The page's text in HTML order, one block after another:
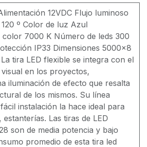
12VDC Flujo luminoso
º Color de luz Azul
color 7000 K Número de leds 300
IP33 Dimensiones 5000x8
tira LED flexible se integra con el
en los proyectos,
iluminación de efecto que resalta
de los mismos. Su línea
instalación la hace ideal para
estanterías. Las tiras de LED
son de media potencia y bajo
promedio de esta tira led